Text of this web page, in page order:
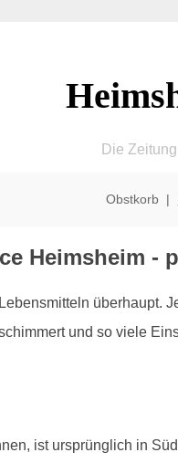
Die
Obstkorb |
Heimsheim -
überhaupt.
und so viele
ist ursprünglich in